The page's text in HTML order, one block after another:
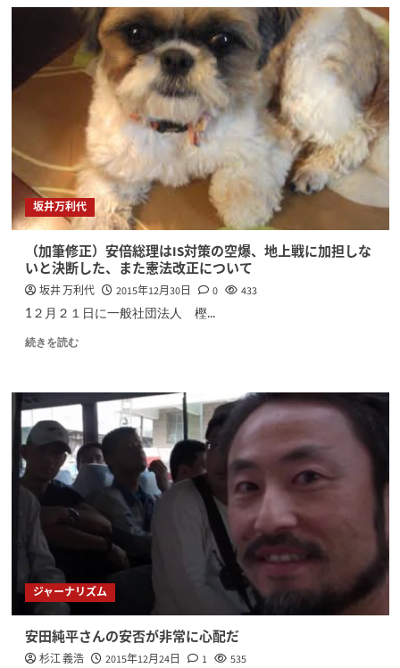
坂井万利代
（加筆修正）安倍総理はIS対策の空爆、地上戦に加担しな
いと決断した、また憲法改正について
坂井 万利代 2015年12月30日 0 433
1２月２１日に一般社団法人 樫...
続きを読む
ジャーナリズム
安田純平さんの安否が非常に心配だ
杉江 義浩 2015年12月24日 1 535